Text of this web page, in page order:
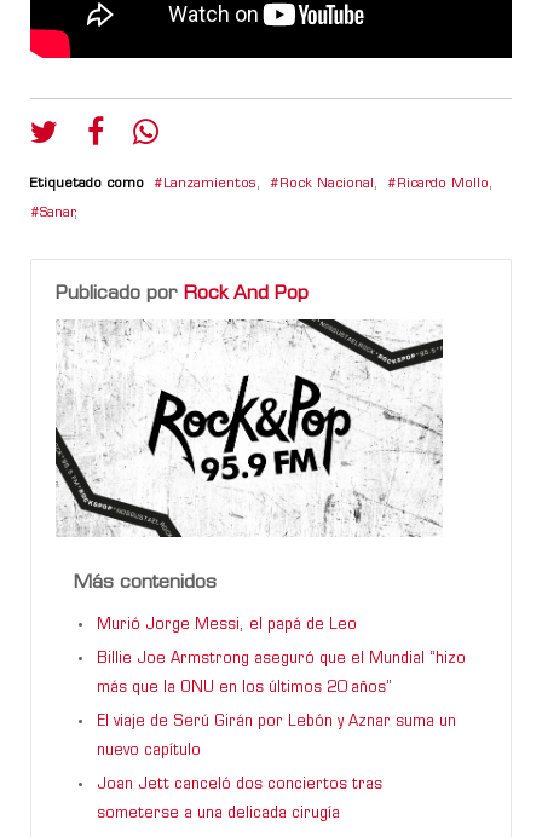
Etiquetado como Lanzamientos, Rock Nacional , Ricardo Mollo,
Sanar,
Publicado por Rock And Pop
Más contenidos
Murió Jorge Messi, el papá de Leo
Billie Joe Armstrong aseguró que el Mundial “hizo
más que la ONU en los últimos 20 años”
El viaje de Serú Girán por Lebón y Aznar suma un
nuevo capítulo
Joan Jett canceló dos conciertos tras
someterse a una delicada cirugía